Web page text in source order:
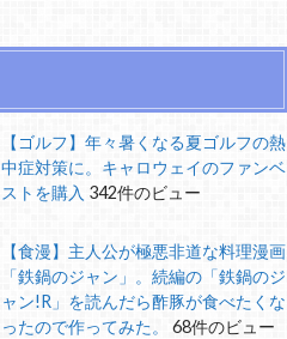
【ゴルフ】年々暑くなる夏ゴルフの熱
中症対策に。キャロウェイのファンベ
ストを購入 342件のビュー
【食漫】主人公が極悪非道な料理漫画
「鉄鍋のジャン」。続編の「鉄鍋のジ
ャン!R」を読んだら酢豚が食べたくな
ったので作ってみた。
68件のビュー